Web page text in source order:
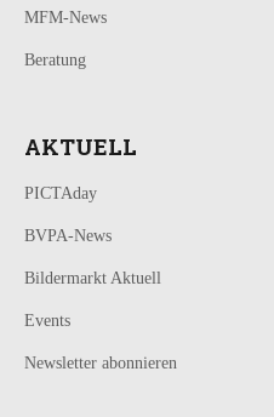
MFM-News
Beratung
AKTUELL
PICTAday
BVPA-News
Bildermarkt Aktuell
Events
Newsletter abonnieren